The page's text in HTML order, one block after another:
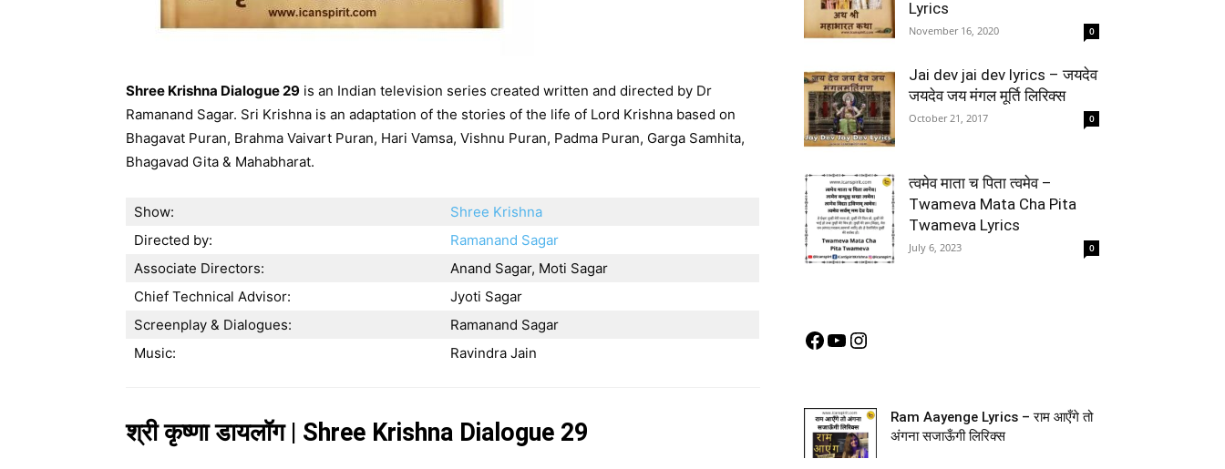
Shree Krishna Dialogue 29 is an Indian television series created written and directed by Dr
Ramanand Sagar. Sri Krishna is an adaptation of the stories of the life of Lord Krishna based on
Bhagavat Puran, Brahma Vaivart Puran, Hari Vamsa, Vishnu Puran, Padma Puran, Garga Samhita,
Bhagavad Gita & Mahabharat.
Show:
Shree Krishna
Directed by:
Ramanand Sagar
Associate Directors:
Anand Sagar, Moti Sagar
Chief Technical Advisor:
Jyoti Sagar
Screenplay & Dialogues:
Ramanand Sagar
Music:
Ravindra Jain
श्री कृष्णा डायलॉग | Shree Krishna Dialogue 29
Lyrics
November 16, 2020 0
Jai dev jai dev lyrics – जयदेव
जयदेव जय मंगल मूर्ति लिरिक्स
October 21, 2017 0
त्वमेव माता च पिता त्वमेव –
Twameva Mata Cha Pita
Twameva Lyrics
July 6, 2023 0
Facebook
YouTube
Instagram
Ram Aayenge Lyrics – राम आएँगे तो
अंगना सजाऊँगी लिरिक्स